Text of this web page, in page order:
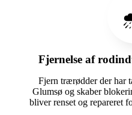
Fjernelse af
Fjern trærødder der har
Glumsø og skaber
bliver renset og repareret